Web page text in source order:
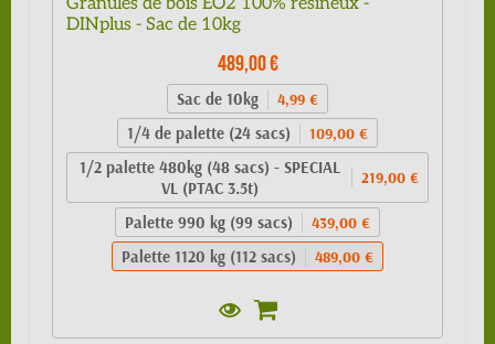
Granulés de bois EO2 100% résineux -
DINplus - Sac de 10kg
489,00 €
Sac de 10kg 4,99 €
1/4 de palette (24 sacs) 109,00 €
1/2 palette 480kg (48 sacs) - SPECIAL
VL (PTAC 3.5t)
219,00 €
Palette 990 kg (99 sacs) 439,00 €
Palette 1120 kg (112 sacs) 489,00 €